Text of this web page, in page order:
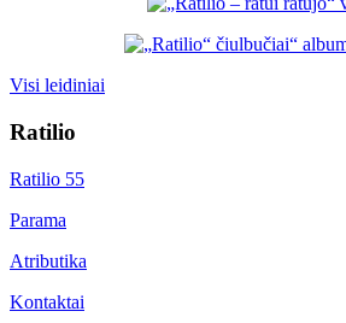
Visi leidiniai
Ratilio
Ratilio 55
Parama
Atributika
Kontaktai